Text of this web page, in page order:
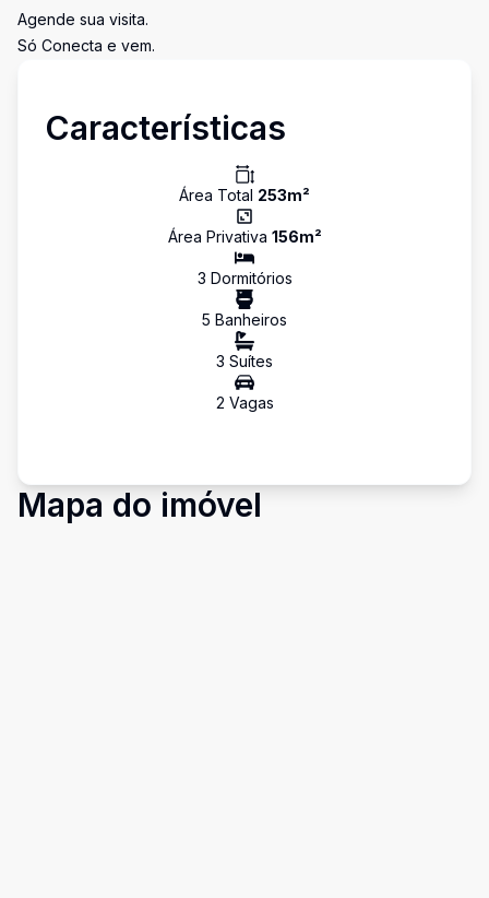
Agende sua visita.
Só Conecta e vem.
Características
Área Total 253m²
Área Privativa 156m²
3 Dormitórios
5 Banheiros
3 Suítes
2 Vagas
Mapa do imóvel